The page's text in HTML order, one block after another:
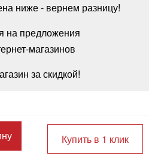
ниже - вернем разницу!
на предложения
магазинов
за скидкой!
Купить в 1 клик